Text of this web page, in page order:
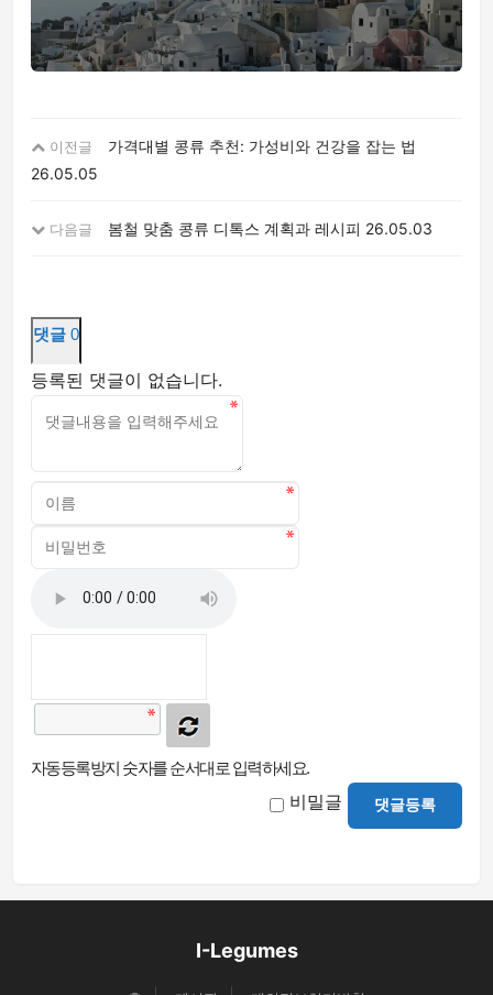
이전글
가격대별 콩류 추천: 가성비와 건강을 잡는 법
26.05.05
다음글 봄철 맞춤 콩류 디톡스 계획과 레시피 26.05.03
댓글 0
등록된 댓글이 없습니다.
자동등록방지 숫자를 순서대로 입력하세요.
비밀글 댓글등록
I-Legumes